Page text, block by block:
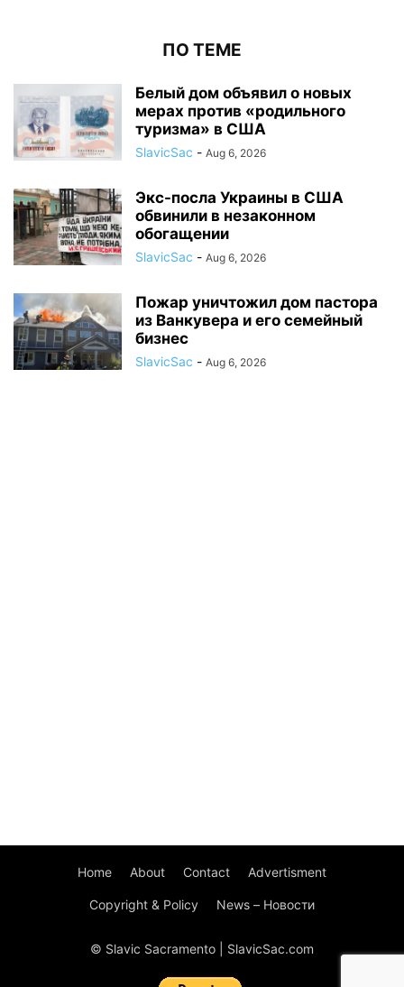
ПО ТЕМЕ
Белый дом объявил о новых
мерах против «родильного
туризма» в США
SlavicSac - Aug 6, 2026
Экс-посла Украины в США
обвинили в незаконном
обогащении
SlavicSac - Aug 6, 2026
Пожар уничтожил дом пастора
из Ванкувера и его семейный
бизнес
SlavicSac - Aug 6, 2026
Home About Contact Advertisment
Copyright & Policy News – Новости
© Slavic Sacramento | SlavicSac.com